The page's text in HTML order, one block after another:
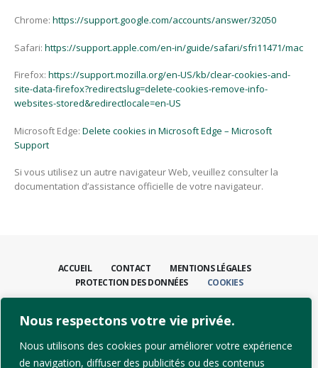
Nous respectons votre vie privée.
Nous utilisons des cookies pour améliorer votre expérience
de navigation, diffuser des publicités ou des contenus
Chrome: https://support.google.com/accounts/answer/32050
Safari: https://support.apple.com/en-in/guide/safari/sfri11471/mac
Firefox: https://support.mozilla.org/en-US/kb/clear-cookies-and-
site-data-firefox?redirectslug=delete-cookies-remove-info-
websites-stored&redirectlocale=en-US
Microsoft Edge: Delete cookies in Microsoft Edge – Microsoft
Support
Si vous utilisez un autre navigateur Web, veuillez consulter la
documentation d’assistance officielle de votre navigateur.
ACCUEIL CONTACT
MENTIONS LÉGALES
PROTECTION DES DONNÉES
COOKIES
+41 21 811 31 00
info@dpcsolutions.com